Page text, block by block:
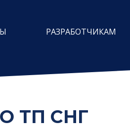
РАЗРАБОТЧИКАМ
ТП СНГ